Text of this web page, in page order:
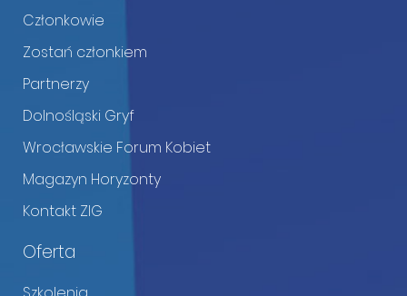
Członkowie
Zostań członkiem
Partnerzy
Dolnośląski Gryf
Wrocławskie Forum Kobiet
Magazyn Horyzonty
Kontakt ZIG
Oferta